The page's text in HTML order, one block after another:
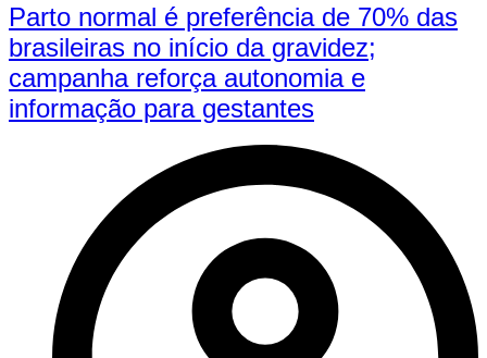
Parto normal é preferência de 70% das
brasileiras no início da gravidez;
campanha reforça autonomia e
informação para gestantes